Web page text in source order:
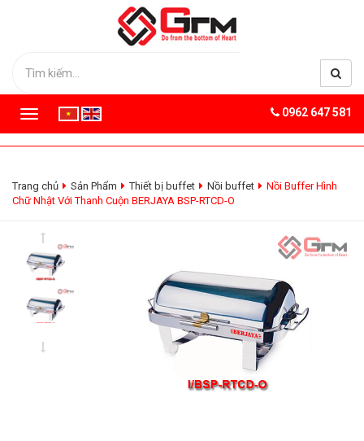
T
o
g
e
0962 647 581
Trang chủ Sản Phẩm Thiết bị buffet Nồi buffet
Nồi Buffer Hình
Chữ Nhật Với Thanh Cuộn BERJAYA BSP-RTCD-O